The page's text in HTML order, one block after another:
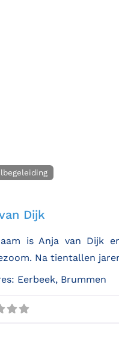
Dijk
is Anja van Dijk
Na tientallen
Eerbeek, Brummen